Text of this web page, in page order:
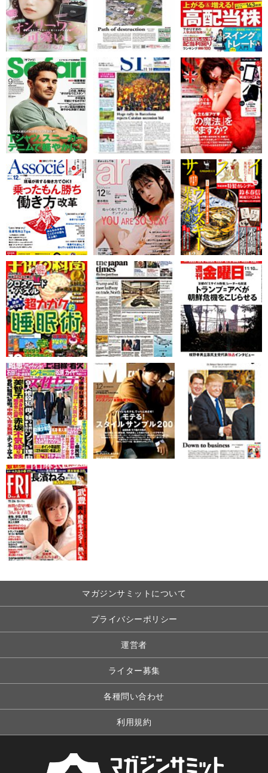
マガジンサミットについて
プライバシーポリシー
運営者
ライター募集
各種問い合わせ
利用規約